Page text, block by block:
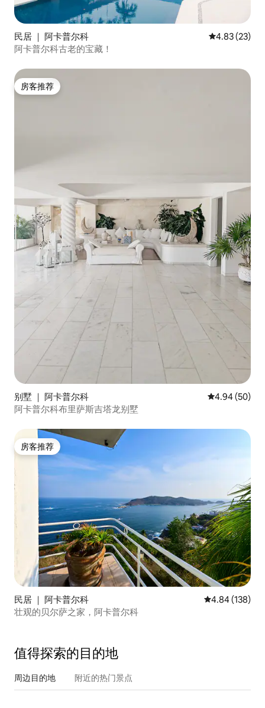
民居 ｜ 阿卡普尔科 平均评分
4.83 (23)
阿卡普尔科古老的宝藏！
房客推荐
房客推荐
别墅 ｜ 阿卡普尔科 平均评分 4.94
4.94 (50)
阿卡普尔科布里萨斯吉塔龙别墅
房客推荐
房客推荐
民居 ｜ 阿卡普尔科 平均评分 4.84
4.84 (138)
壮观的贝尔萨之家，阿卡普尔科
值得探索的目的地
周边目的地 附近的热门景点